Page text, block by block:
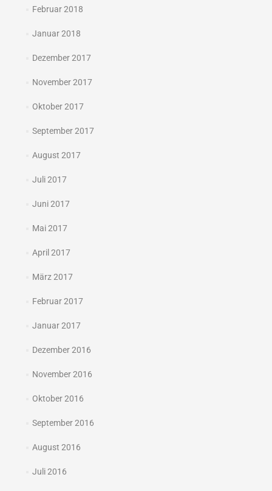
Februar 2018
Januar 2018
Dezember 2017
November 2017
Oktober 2017
September 2017
August 2017
Juli 2017
Juni 2017
Mai 2017
April 2017
März 2017
Februar 2017
Januar 2017
Dezember 2016
November 2016
Oktober 2016
September 2016
August 2016
Juli 2016